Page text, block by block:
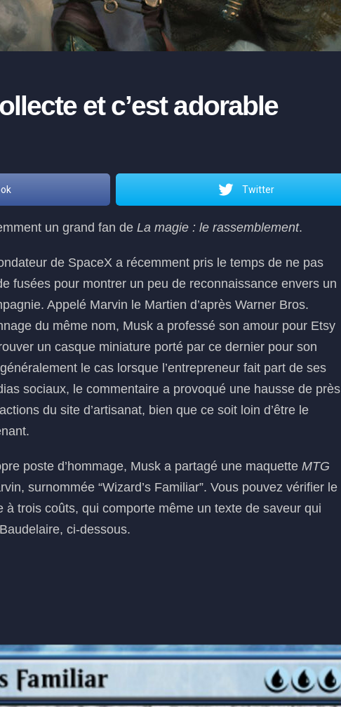
et c’est adorable
Twitter
un grand fan de La magie : le rassemblement.
de SpaceX a récemment pris le temps de ne pas
fusées pour montrer un peu de reconnaissance envers un
Appelé Marvin le Martien d’après Warner Bros.
du même nom, Musk a professé son amour pour Etsy
un casque miniature porté par ce dernier pour son
le cas lorsque l’entrepreneur fait part de ses
sociaux, le commentaire a provoqué une hausse de près
du site d’artisanat, bien que ce soit loin d’être le
poste d’hommage, Musk a partagé une maquette MTG
surnommée “Wizard’s Familiar”. Vous pouvez vérifier le
à trois coûts, qui comporte même un texte de saveur qui
ci-dessous.